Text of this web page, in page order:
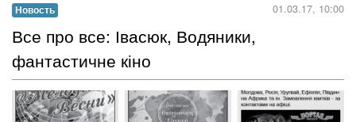
Новость 01.03.17, 10:00
Все про все: Івасюк, Водяники,
фантастичне кіно